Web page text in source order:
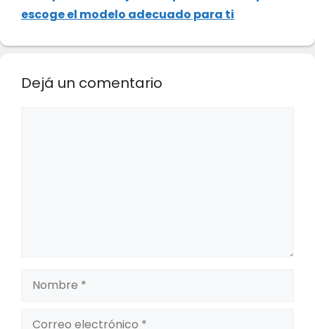
escoge el modelo adecuado para ti
Dejá un comentario
Nombre